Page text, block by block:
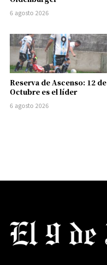
6 agosto 2026
Reserva de Ascenso: 12 de
Octubre es el líder
6 agosto 2026